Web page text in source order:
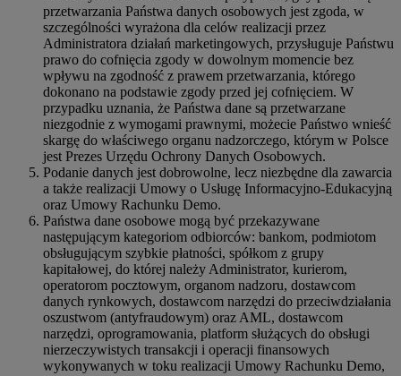
przetwarzania Państwa danych osobowych jest zgoda, w
szczególności wyrażona dla celów realizacji przez
Administratora działań marketingowych, przysługuje Państwu
prawo do cofnięcia zgody w dowolnym momencie bez
wpływu na zgodność z prawem przetwarzania, którego
dokonano na podstawie zgody przed jej cofnięciem. W
przypadku uznania, że Państwa dane są przetwarzane
niezgodnie z wymogami prawnymi, możecie Państwo wnieść
skargę do właściwego organu nadzorczego, którym w Polsce
jest Prezes Urzędu Ochrony Danych Osobowych.
Podanie danych jest dobrowolne, lecz niezbędne dla zawarcia
a także realizacji Umowy o Usługę Informacyjno-Edukacyjną
oraz Umowy Rachunku Demo.
Państwa dane osobowe mogą być przekazywane
następującym kategoriom odbiorców: bankom, podmiotom
obsługującym szybkie płatności, spółkom z grupy
kapitałowej, do której należy Administrator, kurierom,
operatorom pocztowym, organom nadzoru, dostawcom
danych rynkowych, dostawcom narzędzi do przeciwdziałania
oszustwom (antyfraudowym) oraz AML, dostawcom
narzędzi, oprogramowania, platform służących do obsługi
nierzeczywistych transakcji i operacji finansowych
wykonywanych w toku realizacji Umowy Rachunku Demo,